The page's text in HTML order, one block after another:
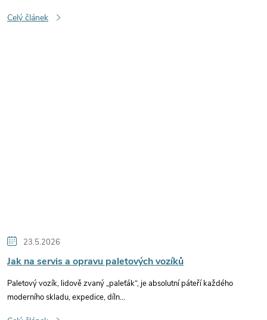
Celý článek
23.5.2026
Jak na servis a opravu paletových vozíků
Paletový vozík, lidově zvaný „paleťák“, je absolutní páteří každého
moderního skladu, expedice, díln...